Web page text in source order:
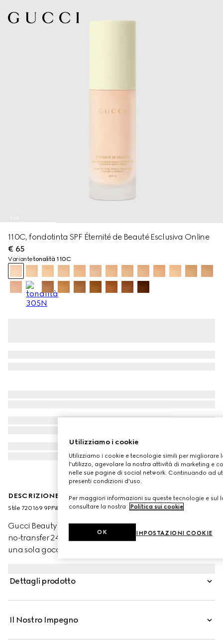
4
110C, fondotinta SPF Éternité de Beauté Esclusiva Online
€ 65
Variantetonalità 110C
DESCRIZIONE DEL PRODOTTO
Stile ‎720169 9PFWW 9110
Gucci Beauty presenta Éternité de Beauté, il fondotinta
no-transfer 24 ore di Gucci che offre alta coprenza con
una sola goccia di prodotto. La formula leggera, dalla
naturale. Attraverso la combinazione di polveri ad alta
garantisce una copertura uniforme e impeccabile tutto il
Dettagli prodotto
Il Nostro Impegno
Utilizziamo i cookie
Utilizziamo i cookie e tecnologie simili per migliorare
l'utilizzo, agevolare la nostra attività di marketing e
nelle sue pagine di social network. Continuando ad
presenti condizioni d'uso.
Per maggiori informazioni su queste tecnologie e sul
consultare la nostra Politica sui cookie.
IMPOSTAZIONI COOKIE
OK